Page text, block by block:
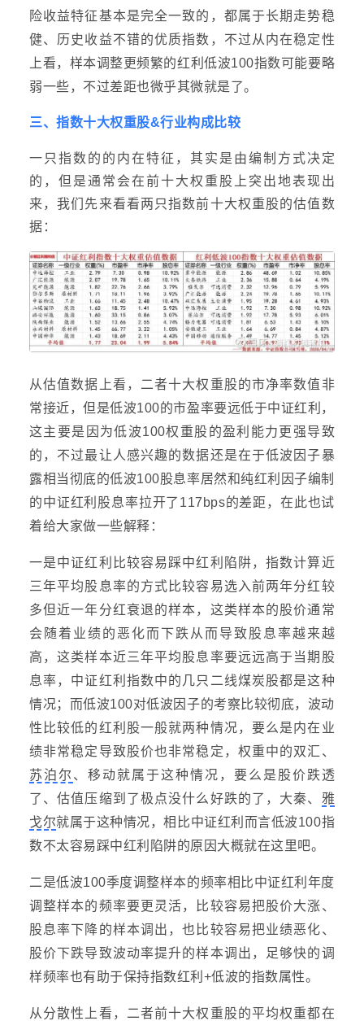
险收益特征基本是完全一致的，都属于长期走势稳
健、历史收益不错的优质指数，不过从内在稳定性
上看，样本调整更频繁的红利低波100指数可能要略
弱一些，不过差距也微乎其微就是了。
三、指数十大权重股&行业构成比较
一只指数的的内在特征，其实是由编制方式决定
的，但是通常会在前十大权重股上突出地表现出
来，我们先来看看两只指数前十大权重股的估值数
据：
从估值数据上看，二者十大权重股的市净率数值非
常接近，但是低波100的市盈率要远低于中证红利，
这主要是因为低波100权重股的盈利能力更强导致
的，不过最让人感兴趣的数据还是在于低波因子暴
露相当彻底的低波100股息率居然和纯红利因子编制
的中证红利股息率拉开了117bps的差距，在此也试
着给大家做一些解释：
一是中证红利比较容易踩中红利陷阱，指数计算近
三年平均股息率的方式比较容易选入前两年分红较
多但近一年分红衰退的样本，这类样本的股价通常
会随着业绩的恶化而下跌从而导致股息率越来越
高，这类样本近三年平均股息率要远远高于当期股
息率，中证红利指数中的几只二线煤炭股都是这种
情况；而低波100对低波因子的考察比较彻底，波动
性比较低的红利股一般就两种情况，要么是内在业
绩非常稳定导致股价也非常稳定，权重中的双汇、
苏泊尔 、移动就属于这种情况，要么是股价跌透
了、估值压缩到了极点没什么好跌的了，大秦、 雅
戈尔就属于这种情况，相比中证红利而言低波100指
数不太容易踩中红利陷阱的原因大概就在这里吧。
二是低波100季度调整样本的频率相比中证红利年度
调整样本的频率要更灵活，比较容易把股价大涨、
股息率下降的样本调出，也比较容易把业绩恶化、
股价下跌导致波动率提升的样本调出，足够快的调
样频率也有助于保持指数红利+低波的指数属性。
从分散性上看，二者前十大权重股的平均权重都在